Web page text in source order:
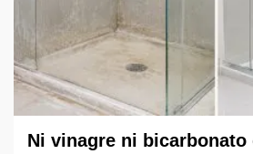
Ni vinagre ni